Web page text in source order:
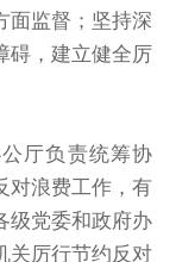
面监督；坚持深
碍，建立健全厉
厅负责统筹协
对浪费工作，有
级党委和政府办
关厉行节约反对